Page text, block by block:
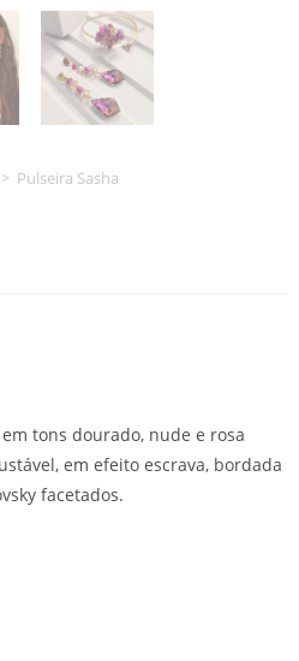
> Pulseira Sasha
tons dourado, nude e rosa
em efeito escrava, bordada
facetados.